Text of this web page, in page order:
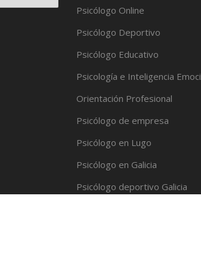
Psicólogo Online
Psicólogo Deportivo
Psicólogo Educativo
Psicología e Inteligencia
Orientación Profesional
Psicólogo de empresa
Psicólogo en Lugo
Psicólogo en Galicia
Psicólogo deportivo Galicia